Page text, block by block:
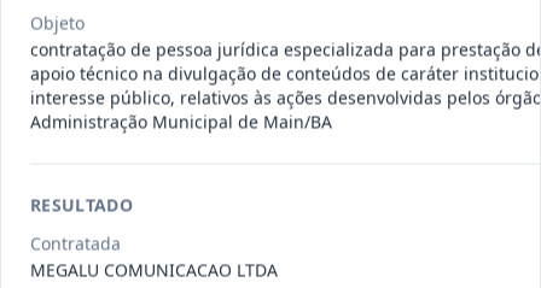
Termo
Inicial
Situação : Encerrado Data: 04/08/2026 Ver detalhes
010-
2023
Termo
Constitui o objeto do presente
Objeto
contratação de pessoa jurídica especializada para prestação
apoio técnico na divulgação de conteúdos de caráter
interesse público, relativos às ações desenvolvidas pelos
Administração Municipal de Main/BA
RESULTADO
Contratada
MEGALU COMUNICACAO LTDA